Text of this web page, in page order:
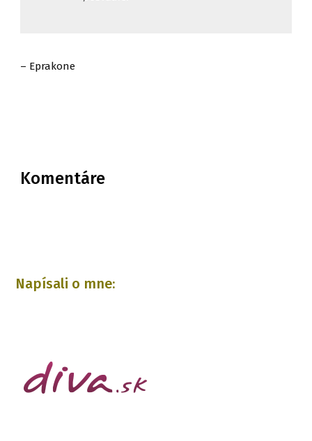
– Eprakone
Komentáre
Napísali o mne: